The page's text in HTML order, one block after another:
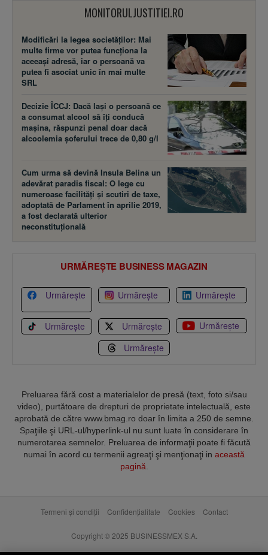
MONITORULJUSTITIEI.RO
Modificări la legea societăţilor: Mai
multe firme vor putea funcţiona la
aceeaşi adresă, iar o persoană va
putea fi asociat unic în mai multe
SRL
Decizie ÎCCJ: Dacă laşi o persoană ce
a consumat alcool să îţi conducă
maşina, răspunzi penal doar dacă
alcoolemia şoferului trece de 0,80 g/l
Cum urma să devină Insula Belina un
adevărat paradis fiscal: O lege cu
numeroase facilităţi şi scutiri de taxe,
adoptată de Parlament în aprilie 2019,
a fost declarată ulterior
neconstituţională
URMĂREȘTE BUSINESS MAGAZIN
Urmărește Urmărește Urmărește
Urmărește Urmărește
Urmărește
Urmărește
Preluarea fără cost a materialelor de presă (text, foto si/sau
video), purtătoare de drepturi de proprietate intelectuală, este
aprobată de către www.bmag.ro doar în limita a 250 de semne.
Spaţiile şi URL-ul/hyperlink-ul nu sunt luate în considerare în
numerotarea semnelor. Preluarea de informaţii poate fi făcută
numai în acord cu termenii agreaţi şi menţionaţi in această
pagină
Termeni și condiții Confidențialitate Cookies Contact
Copyright © 2025 BUSINESSMEX S.A.